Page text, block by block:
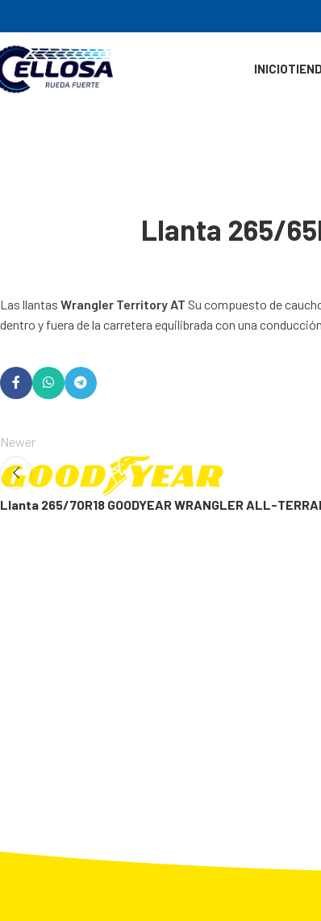
INICIO
Llanta 265/
Las llantas Wrangler Territory AT Su compuesto de
dentro y fuera de la carretera equilibrada con una
Newer
Llanta 265/70R18 GOODYEAR WRANGLER ALL-